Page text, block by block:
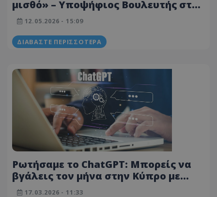
μισθό» – Υποψήφιος Βουλευτής στην
Κύπρο προκαλεί συζητήσεις -
δήλωση που έγινε viral
12.05.2026 - 15:09
ΔΙΑΒΆΣΤΕ ΠΕΡΙΣΣΌΤΕΡΑ
Ρωτήσαμε το ChatGPT: Μπορείς να
βγάλεις τον μήνα στην Κύπρο με
€1000; - Η απάντηση σοκάρει
17.03.2026 - 11:33